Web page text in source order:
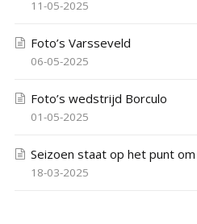
11-05-2025
Foto’s Varsseveld
06-05-2025
Foto’s wedstrijd Borculo
01-05-2025
Seizoen staat op het punt
18-03-2025